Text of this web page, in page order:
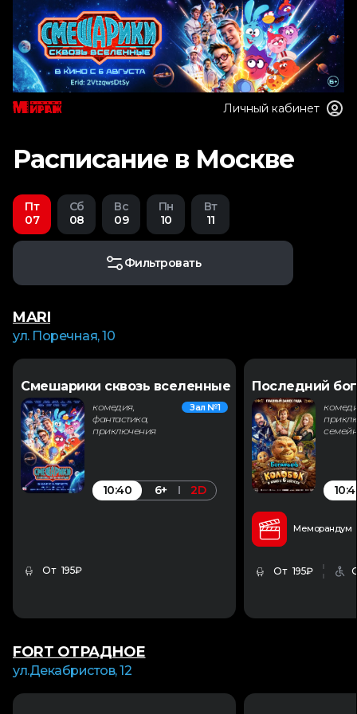
Личный кабинет
Расписание в Москве
Пт
07
Сб
08
Вс
09
Пн
10
Вт
11
Фильтровать
MARI
ул. Поречная, 10
Смешарики сквозь вселенные
комедия,
фантастика,
приключения
Зал №1
10:40 6+ 2D
От 195₽
Последний
Меморандум
От 195₽
FORT ОТРАДНОЕ
ул.Декабристов, 12